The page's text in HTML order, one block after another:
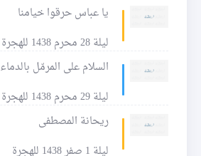
يا عباس حرقوا خيامنا
ليلة 28 محرم 1438 للهجرة
السلام على المرمّل بالدماء
ليلة 29 محرم 1438 للهجرة
ريحانة المصطفى
ليلة 1 صفر 1438 للهجرة